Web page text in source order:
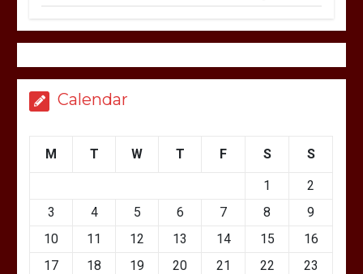
Calendar
M T W T F S S
1
2
3
4 5 6 7 8
9
10
11 12 13 14 15
16
17
18 19 20 21 22
23